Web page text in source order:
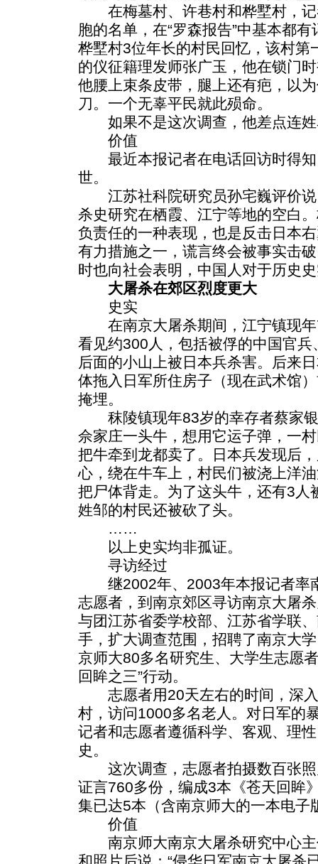
在梅墓村、许巷村和桦墅村，记
胞的名单，在“罗森报告”中基本都
桦墅村3位年长的村民回忆，该村第
的仪征籍理发师张广玉，他在锁门
他腰上束条皮带，腿上还有疤，以
刀。一个无辜平民就此殒命。
如果不是这次调查，他差点连姓
价值
最近本报记者在电话回访时得知
世。
江苏社科院研究员孙宅巍评价说
杀史研究在栖霞、江宁等地的空白
负责任的一种表现，也是反击日本
有力措施之一，谎言终会被事实击
时也向社会表明，中国人对于历史
大屠杀在郊区烈度更大
史实
在南京大屠杀期间，江宁镇现年
看见约300人，包括被俘的中国官
后面的小山上被日本兵杀害。后来
体拖入日军所住房子（现在武术馆
掩埋。
秣陵镇现年83岁的幸存者蔡家银
佘家庄一头牛，想用它运子弹，一
把牛牵到龙都卖了。日本兵发现后
心，绕在牛车上，村民们被浇上洋
把尸体背走。为了这头牛，还有3人
姓邹的村民还被砍了头。
……
以上史实均非孤证。
寻访经过
继2002年、2003年本报记者率
志愿者，到南京郊区寻访南京大屠
与团江苏省委学校部、江苏省学联
手，扩大调查范围，招聘了南京大
京师大80多名研究生、大学生志愿
回眸之三”行动。
志愿者用20天左右的时间，深入
村，访问1000多名老人。对日军的
记者和志愿者遵循科学、客观、理
史。
这次调查，志愿者拍摄数百张照
证言760多份，编成3本《苍天回眸
集已达5本（含南京师大的一本电子
价值
南京师大南京大屠杀研究中心主